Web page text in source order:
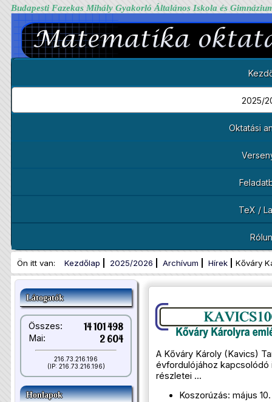
Budapesti Fazekas Mihály Gyakorló Általános Iskola és
2025/
Oktatási
TeX /
Ön itt van: Kezdőlap 2025/2026 Archívum Hírek Kőváry
Látogatók
Összes: 14 101 498
Mai: 2 604
216.73.216.196
(IP: 216.73.216.196)
Honlapok
A Kőváry Károly (Kavics)
évfordulójához
részletei ...
Koszorúzás: május